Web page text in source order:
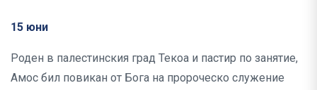
15 юни
Роден в палестинския град Текоа и пастир по занятие,
Амос бил повикан от Бога на пророческо служение